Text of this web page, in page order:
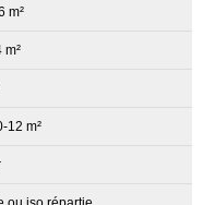
m²
12 m²